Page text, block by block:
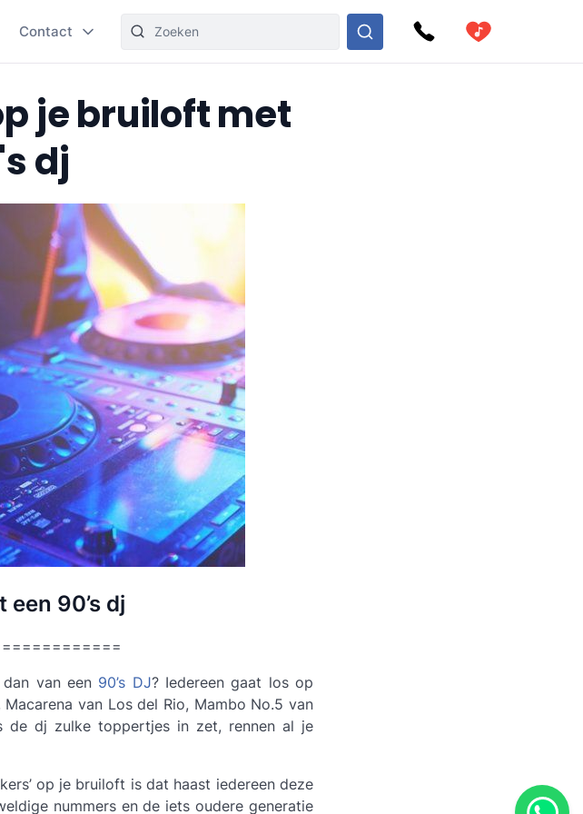
Contact
je bruiloft met
dj
90’s dj
van een 90’s DJ? Iedereen gaat los op
Macarena van Los del Rio, Mambo No.5 van
de dj zulke toppertjes in zet, rennen al je
op je bruiloft is dat haast iedereen deze
nummers en de iets oudere generatie